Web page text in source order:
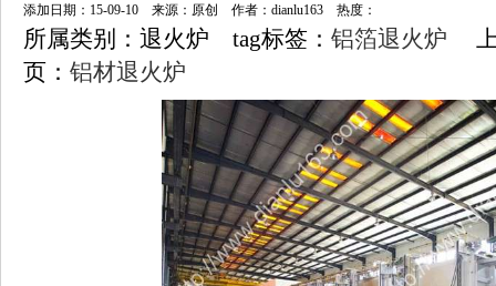
添加日期：15-09-10 来源：原创 作者：dianlu163 热度：
所属类别：退火炉 tag标签： 铝箔退火炉 上
页： 铝材退火炉